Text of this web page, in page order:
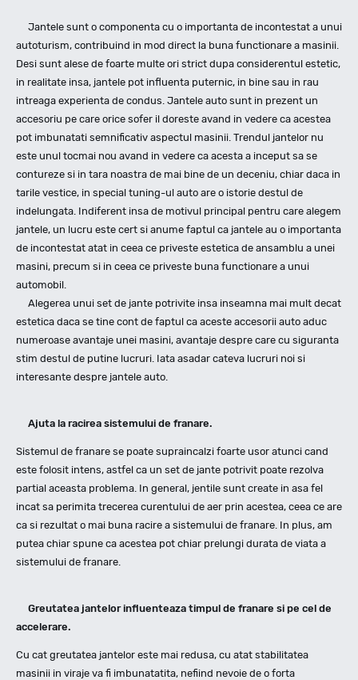
Jantele sunt o componenta cu o importanta de incontestat a unui
autoturism, contribuind in mod direct la buna functionare a masinii.
Desi sunt alese de foarte multe ori strict dupa considerentul estetic,
in realitate insa, jantele pot influenta puternic, in bine sau in rau
intreaga experienta de condus. Jantele auto sunt in prezent un
accesoriu pe care orice sofer il doreste avand in vedere ca acestea
pot imbunatati semnificativ aspectul masinii. Trendul jantelor nu
este unul tocmai nou avand in vedere ca acesta a inceput sa se
contureze si in tara noastra de mai bine de un deceniu, chiar daca in
tarile vestice, in special tuning-ul auto are o istorie destul de
indelungata. Indiferent insa de motivul principal pentru care alegem
jantele, un lucru este cert si anume faptul ca jantele au o importanta
de incontestat atat in ceea ce priveste estetica de ansamblu a unei
masini, precum si in ceea ce priveste buna functionare a unui
automobil.
Alegerea unui set de jante potrivite insa inseamna mai mult decat
estetica daca se tine cont de faptul ca aceste accesorii auto aduc
numeroase avantaje unei masini, avantaje despre care cu siguranta
stim destul de putine lucruri. Iata asadar cateva lucruri noi si
interesante despre jantele auto.
Ajuta la racirea sistemului de franare.
Sistemul de franare se poate supraincalzi foarte usor atunci cand
este folosit intens, astfel ca un set de jante potrivit poate rezolva
partial aceasta problema. In general, jentile sunt create in asa fel
incat sa perimita trecerea curentului de aer prin acestea, ceea ce are
ca si rezultat o mai buna racire a sistemului de franare. In plus, am
putea chiar spune ca acestea pot chiar prelungi durata de viata a
sistemului de franare.
Greutatea jantelor influenteaza timpul de franare si pe cel de
accelerare.
Cu cat greutatea jantelor este mai redusa, cu atat stabilitatea
masinii in viraje va fi imbunatatita, nefiind nevoie de o forta